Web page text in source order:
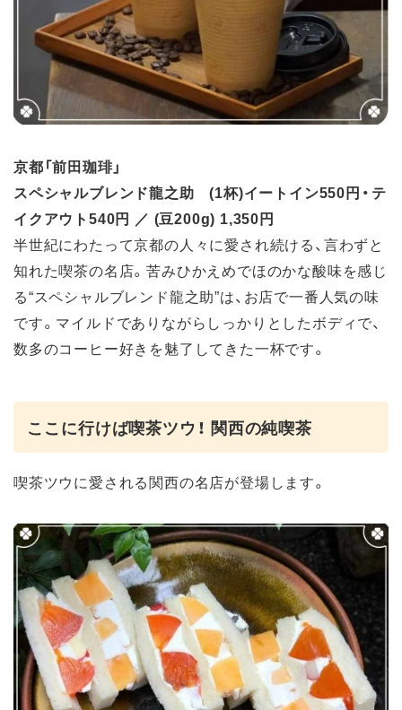
京都「前田珈琲」
スペシャルブレンド龍之助 (1杯)イートイン550円・テ
イクアウト540円 ／ (豆200g) 1,350円
半世紀にわたって京都の人々に愛され続ける、言わずと
知れた喫茶の名店。苦みひかえめでほのかな酸味を感じ
る“スペシャルブレンド龍之助”は、お店で一番人気の味
です。マイルドでありながらしっかりとしたボディで、
数多のコーヒー好きを魅了してきた一杯です。
ここに行けば喫茶ツウ！ 関西の純喫茶
喫茶ツウに愛される関西の名店が登場します。